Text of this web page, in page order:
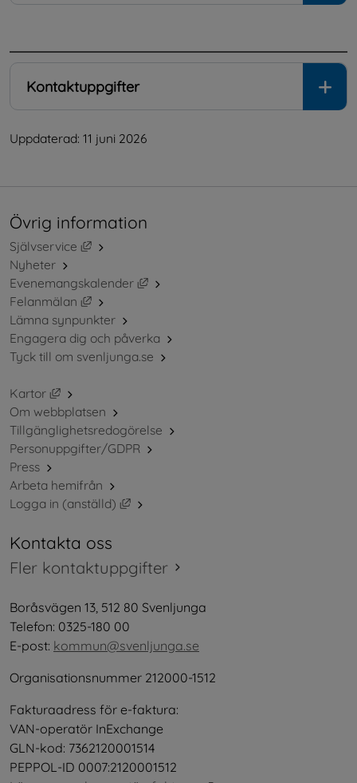
Kontaktuppgifter
Uppdaterad: 11 juni 2026
Övrig information
Självservice
Länk till annan webbplats, öppnas i nytt fönster.
Nyheter
Evenemangskalender
Länk till annan webbplats, öppnas i
Felanmälan
Länk till annan webbplats, öppnas i nytt fönster.
Lämna synpunkter
Engagera dig och påverka
Tyck till om svenljunga.se
Kartor
Länk till annan webbplats, öppnas i nytt fönster.
Om webbplatsen
Tillgänglighetsredogörelse
Personuppgifter/GDPR
Press
Arbeta hemifrån
Logga in (anställd)
Länk till annan webbplats, öppnas i nytt
Kontakta oss
Fler kontaktuppgifter
Boråsvägen 13, 512 80 Svenljunga
Telefon: 0325-180 00
E-post: kommun@svenljunga.se
Organisationsnummer 212000-1512
Fakturaadress för e-faktura:
VAN-operatör InExchange
GLN-kod: 7362120001514
PEPPOL-ID 0007:2120001512